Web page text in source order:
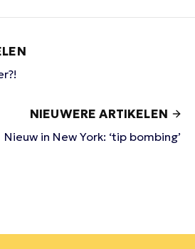
NIEUWERE ARTIKELEN
Nieuw in New York: ‘tip bombing’